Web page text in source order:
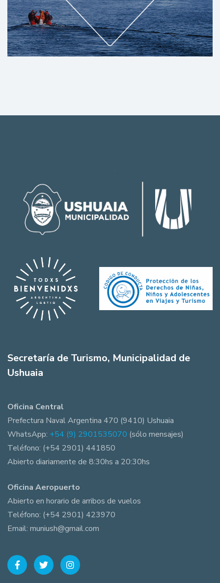
Secretaría de Turismo, Municipalidad de
Ushuaia
Oficina Central
Prefectura Naval Argentina 470 (9410) Ushuaia
WhatsApp: +54 (9) 2901535070 (sólo mensajes)
Teléfono: (+54 2901) 441850
Abierto diariamente de 8:30hs a 20:30hs
Oficina Aeropuerto
Abierto en horario de arribos de vuelos
Teléfono: (+54 2901) 423970
Email: muniush@gmail.com